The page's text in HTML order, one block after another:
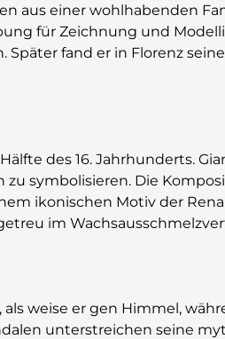
aus einer wohlhabenden
für Zeichnung und
fand er in Florenz
des 16. Jahrhunderts.
symbolisieren. Die
ikonischen Motiv der
im
weise er gen Himmel,
unterstreichen seine